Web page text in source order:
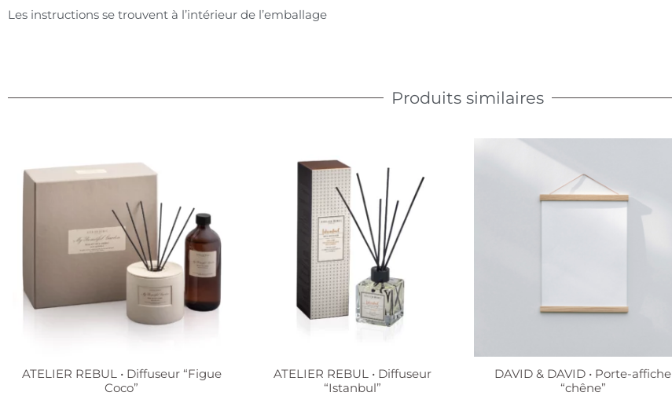
Les instructions se trouvent à l’intérieur de l’emballage
Produits similaires
ATELIER REBUL • Diffuseur “Figue
Coco”
ATELIER REBUL • Diffuseur
“Istanbul”
DAVID & DAVID • Porte-affiche
“chêne”